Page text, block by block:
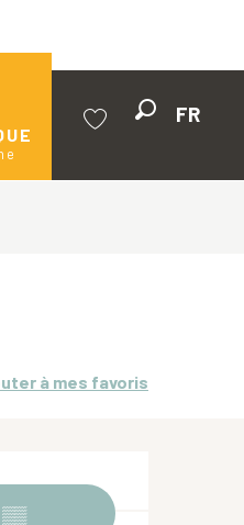
FR
aux favoris
à mes favoris
▒▒